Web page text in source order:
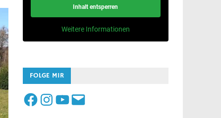
Inhalt entsperren
Weitere Informationen
FOLGE MIR
FacebookInstagram
YouTube
E-
Mail